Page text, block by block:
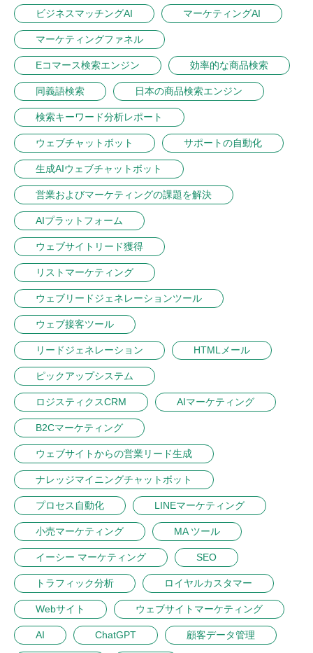
ビジネスマッチングAI マーケティングAI
マーケティングファネル
Eコマース検索エンジン 効率的な商品検索
同義語検索 日本の商品検索エンジン
検索キーワード分析レポート
ウェブチャットボット サポートの自動化
生成AIウェブチャットボット
営業およびマーケティングの課題を解決
AIプラットフォーム
ウェブサイトリード獲得
リストマーケティング
ウェブリードジェネレーションツール
ウェブ接客ツール
リードジェネレーション HTMLメール
ピックアップシステム
ロジスティクスCRM AIマーケティング
B2Cマーケティング
ウェブサイトからの営業リード生成
ナレッジマイニングチャットボット
プロセス自動化 LINEマーケティング
小売マーケティング MA ツール
イーシー マーケティング SEO
トラフィック分析 ロイヤルカスタマー
Webサイト ウェブサイトマーケティング
AI ChatGPT 顧客データ管理